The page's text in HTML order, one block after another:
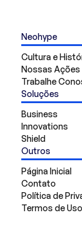
Neohype
Cultura e
Nossas Ações
Trabalhe
Soluções
Business
Innovations
Shield
Outros
Página Inicial
Contato
Política de
Termos de Uso